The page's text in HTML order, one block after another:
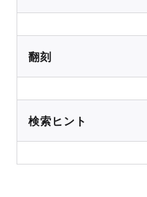
翻刻
検索ヒント